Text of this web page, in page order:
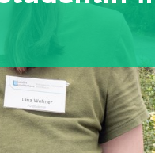
KLINIKEN UND